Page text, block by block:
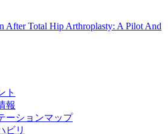
After Total Hip Arthroplasty: A Pilot And
ト
報
ーションマップ
ビリ